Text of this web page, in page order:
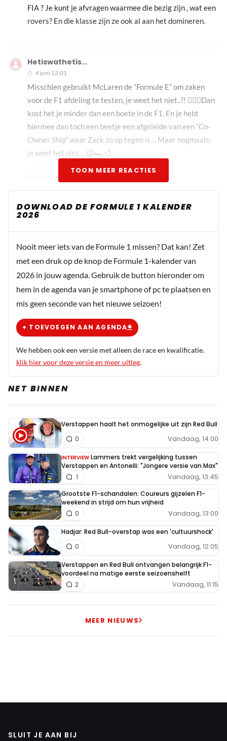
FIA ? Je kunt je afvragen waarmee die bezig zijn , wat een
rovers? En die klasse zijn ze ook al aan het domineren.
Hetiswathetis…
4 juni 12:01
Misschien gebruikt McLaren de “Formule E” om zaken
voor de F1 afdeling te testen, je weet het niet..?! 🤷🏼‍♂️Dan
kost het je minder dan een boete in de F1. En je hebt
hiermee dan toch een beetje een afgeleide van een “Co-
Owner Ship” waar Zack zo op tegen is… Maar nogmaals:
je weet het niet… 😉🏎️💨
TOON MEER REACTIES
DOWNLOAD DE FORMULE 1 KALENDER
2026
Nooit meer iets van de Formule 1 missen? Dat kan! Zet
met een druk op de knop de Formule 1-kalender van
2026 in jouw agenda. Gebruik de button hieronder om
hem in de agenda van je smartphone of pc te plaatsen en
mis geen seconde van het nieuwe seizoen!
+ TOEVOEGEN AAN AGENDA
We hebben ook een versie met alleen de race en kwalificatie.
klik hier voor deze versie en meer uitleg.
NET BINNEN
Verstappen haalt het onmogelijke uit zijn Red Bull
Vandaag, 14:00
0
INTERVIEW Lammers trekt vergelijking tussen
Verstappen en Antonelli: "Jongere versie van Max"
Vandaag, 13:45
1
Grootste F1-schandalen: Coureurs gijzelen F1-
weekend in strijd om hun vrijheid
Vandaag, 13:00
0
Hadjar: Red Bull-overstap was een 'cultuurshock'
Vandaag, 12:05
0
Verstappen en Red Bull ontvangen belangrijk F1-
voordeel na matige eerste seizoenshelft
Vandaag, 11:15
2
MEER NIEUWS
SLUIT JE AAN BIJ